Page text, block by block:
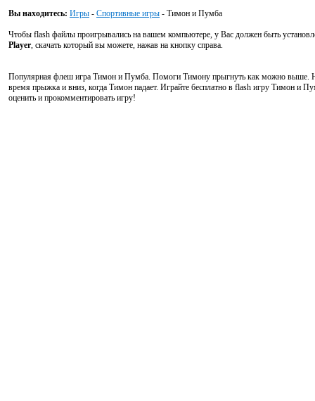
Вы находитесь: Игры - Спортивные игры - Тимон и Пумба
Чтобы flash файлы проигрывались на вашем компьютере, у Вас должен быть
Player, скачать который вы можете, нажав на кнопку справа.
Популярная флеш игра Тимон и Пумба. Помоги Тимону прыгнуть как можно выше.
время прыжка и вниз, когда Тимон падает. Играйте бесплатно в flash игру Тимон и
оценить и прокомментировать игру!